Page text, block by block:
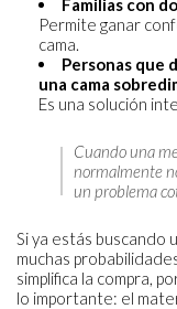
Permite ganar
cama.
Personas que
una cama
Es una solución
Cuando una
normalmente
un problema
Si ya estás
muchas
simplifica la compra,
lo importante: el